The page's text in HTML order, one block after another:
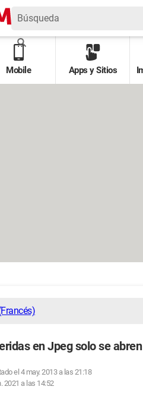
Mobile Apps y Sitios
en Jpeg solo se
el 4 may. 2013 a las 21:18
2021 a las 14:52